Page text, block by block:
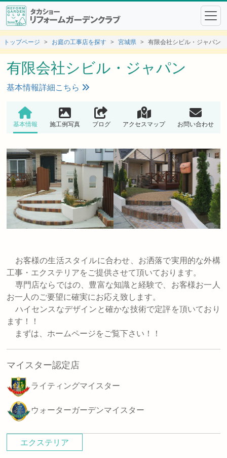
トップページ お庭の工事店を探す 宮城県 有限会社シビル・ジャパン
有限会社シビル・ジャパン
基本情報詳細こちら
基本情報 施工例写真 ブログ アクセスマップ お問い合わせ
エクステリア
お客様の生活スタイルに合わせ、お洒落で実用的な外構
工事・エクステリアをご提供させて頂いております。
専門店ならではの、豊富な知識と経験で、お客様お一人
お一人のご要望に確実にお応え致します。
ハイセンスなデザインと確かな技術で定評を頂いており
ます！！
まずは、ホームページをご覧下さい！！
マイスター認定店
ライティングマイスター
ウォーターガーデンマイスター